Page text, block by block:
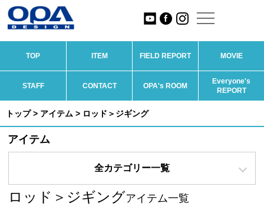
TOP ITEM FIELD REPORT MOVIE
STAFF CONTACT OPA's ROOM
Everyone's
REPORT
トップ> アイテム > ロッド＞ジギング
アイテム
全カテゴリー一覧
ロッド＞ジギングアイテム一覧